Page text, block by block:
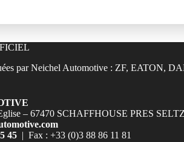
– 67470 SCHAFFHOUSE PRES
45 | Fax : +33 (0)3 88 86 11 81